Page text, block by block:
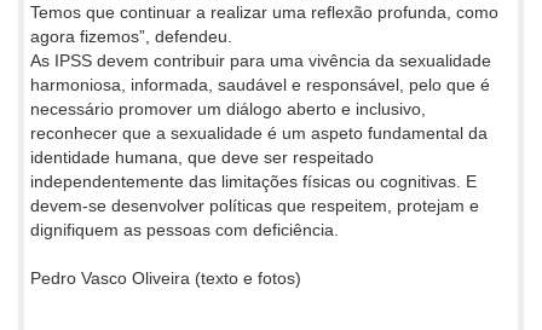
Temos que continuar a realizar uma reflexão profunda, como
agora fizemos”, defendeu.
As IPSS devem contribuir para uma vivência da sexualidade
harmoniosa, informada, saudável e responsável, pelo que é
necessário promover um diálogo aberto e inclusivo,
reconhecer que a sexualidade é um aspeto fundamental da
identidade humana, que deve ser respeitado
independentemente das limitações físicas ou cognitivas. E
devem-se desenvolver políticas que respeitem, protejam e
dignifiquem as pessoas com deficiência.
Pedro Vasco Oliveira (texto e fotos)